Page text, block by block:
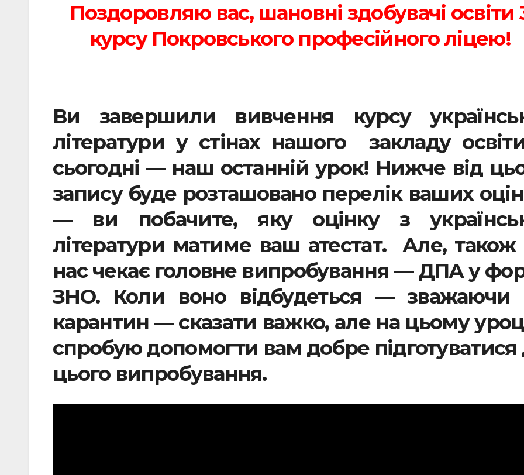
Поздоровляю вас, шановні здобувачі освіти
курсу Покровського професійного ліцею!
Ви завершили вивчення курсу
літератури у стінах нашого закладу
сьогодні — наш останній урок! Нижче від
запису буде розташовано перелік ваших
— ви побачите, яку оцінку з
літератури матиме ваш атестат. Але, також
нас чекає головне випробування — ДПА у
ЗНО. Коли воно відбудеться — зважаючи
карантин — сказати важко, але на цьому
спробую допомогти вам добре підготуватися
цього випробування.